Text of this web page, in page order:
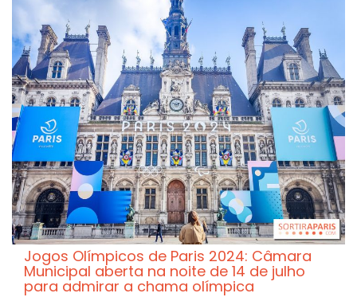
Jogos Olímpicos de Paris 2024: Câmara
Municipal aberta na noite de 14 de julho
para admirar a chama olímpica